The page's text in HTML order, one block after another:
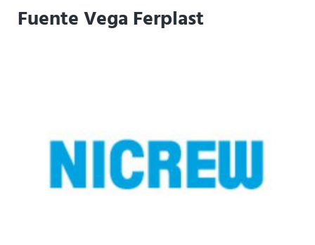
Fuente Vega Ferplast